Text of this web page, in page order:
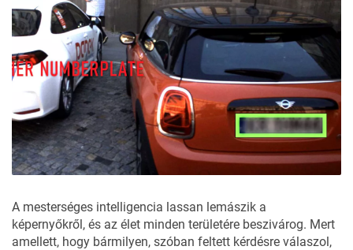
A mesterséges intelligencia lassan lemászik a
képernyőkről, és az élet minden területére beszivárog. Mert
amellett, hogy bármilyen, szóban feltett kérdésre válaszol,